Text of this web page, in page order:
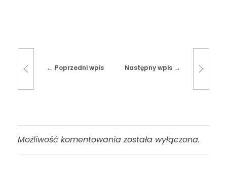
Poprzedni wpis Następny wpis
Możliwość komentowania została wyłączona.